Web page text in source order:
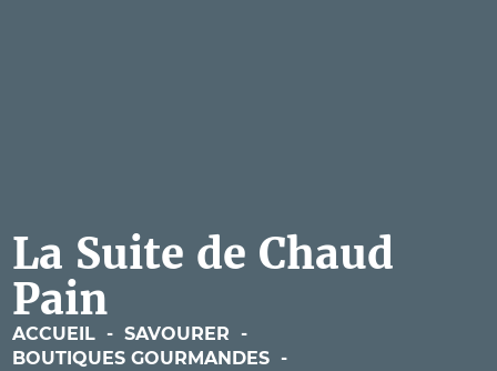
La Suite de Chaud
Pain
ACCUEIL - SAVOURER -
BOUTIQUES GOURMANDES -